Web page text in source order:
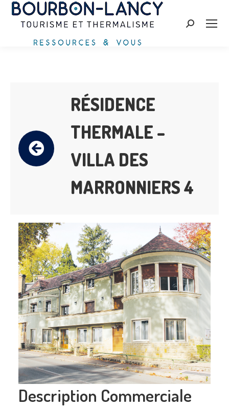
Recherche
RÉSIDENCE
THERMALE –
VILLA DES
MARRONNIERS 4
Description Commerciale